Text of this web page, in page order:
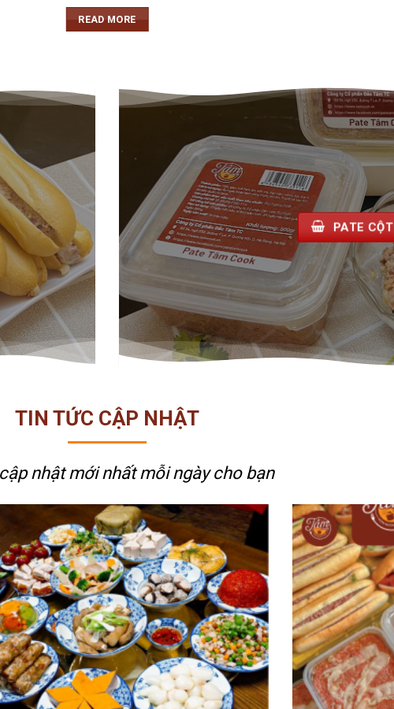
READ MORE
PATE
TIN TỨC CẬP NHẬT
nhật mới nhấtmỗi ngày cho bạn